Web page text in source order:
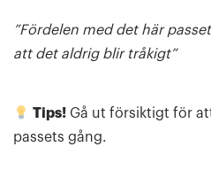
”Fördelen med det här
att det aldrig blir tråkigt”
Tips! Gå ut försiktigt för
passets gång.